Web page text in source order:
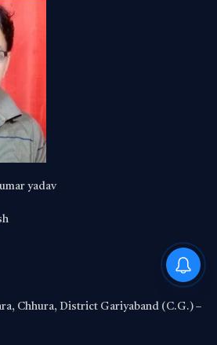
yadav
Chhura, District Gariyaband (C.G.) –